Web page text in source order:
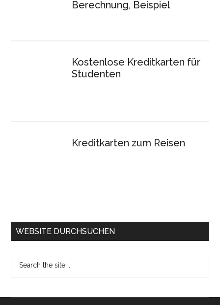
Berechnung, Beispiel
Kostenlose Kreditkarten für
Studenten
Kreditkarten zum Reisen
WEBSITE DURCHSUCHEN
...